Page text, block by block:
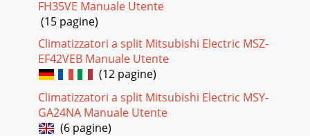
FH35VE Manuale Utente
(15 pagine)
Climatizzatori a split Mitsubishi Electric MSZ-
EF42VEB Manuale Utente
(12 pagine)
Climatizzatori a split Mitsubishi Electric MSY-
GA24NA Manuale Utente
(6 pagine)